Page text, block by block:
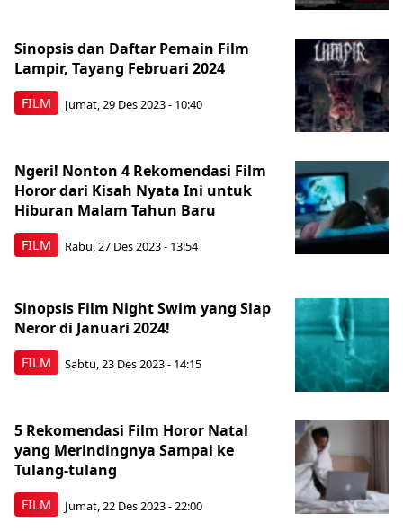
FILM
Sinopsis dan Daftar Pemain Film
Lampir, Tayang Februari 2024
Jumat, 29 Des 2023 - 10:40
FILM
Ngeri! Nonton 4 Rekomendasi Film
Horor dari Kisah Nyata Ini untuk
Hiburan Malam Tahun Baru
Rabu, 27 Des 2023 - 13:54
FILM
Sinopsis Film Night Swim yang Siap
Neror di Januari 2024!
Sabtu, 23 Des 2023 - 14:15
FILM
5 Rekomendasi Film Horor Natal
yang Merindingnya Sampai ke
Tulang-tulang
Jumat, 22 Des 2023 - 22:00